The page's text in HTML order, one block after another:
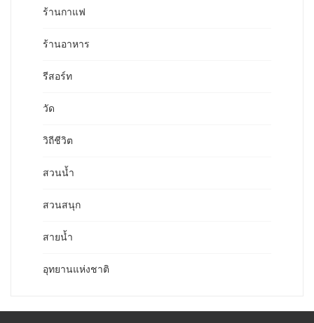
ร้านกาแฟ
ร้านอาหาร
รีสอร์ท
วัด
วิถีชีวิต
สวนน้ำ
สวนสนุก
สายน้ำ
อุทยานแห่งชาติ